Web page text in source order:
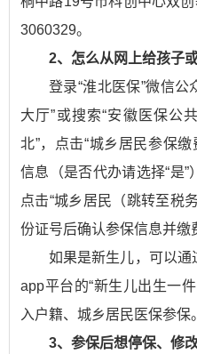
3060329。
2、怎么从网上给孩子
登录“淮北医保”微信公
大厅”或搜索“安徽医保公
北”，点击“城乡居民参保缴
信息（是否代办请选择“是”
点击“城乡居民（跳转至税
份证号后确认参保信息并缴
如果是新生儿，可以通
app平台的“新生儿出生一
入户籍、城乡居民医保参保。
3、参保后想停保、修